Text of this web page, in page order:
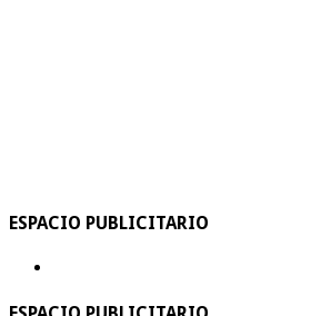
ESPACIO PUBLICITARIO